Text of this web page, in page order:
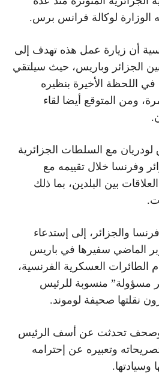
الوزارة لوكالة فرانس برس.
أن زيارة عمل هذه تهدف إلى
بين الجزائر وباريس، حيث سيلتقي
في اللحظة الأخيرة بنظيره
ومن المتوقع أيضا لقاء
مع السلطات الجزائرية
وفرنسا خلال تقييمه مع
بين البلدين، بما ذلك
والجزائر، إلى إستدعاء
الماضي سفيرها في باريس
الطائرات العسكرية الفرنسية،
مسؤولة” منسوبة للرئيس
نقلتها صحيفة لوموند.
وصحف تحدثت عن أسف الرئيس
وتعبيره عن إحترامه
وسيادتها.